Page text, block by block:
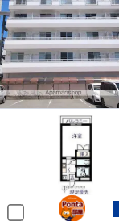
ポンタ
部屋